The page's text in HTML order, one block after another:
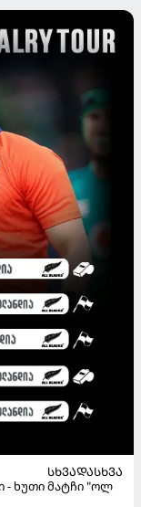
ᲡᲮᲕᲐᲓᲐᲡᲮᲕᲐ
- ხუთი მატჩი "ოლ